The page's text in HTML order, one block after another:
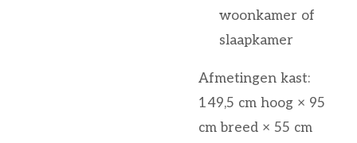
woonkamer of
slaapkamer
Afmetingen kast:
149,5 cm hoog × 95
cm breed × 55 cm